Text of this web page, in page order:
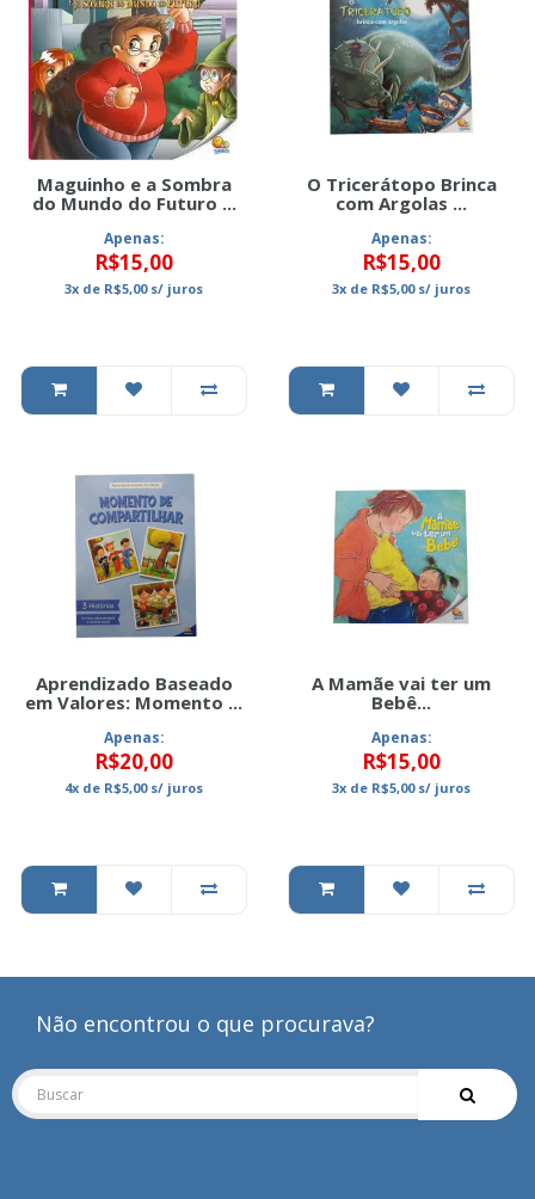
Maguinho e a Sombra
do Mundo do Futuro ...
Apenas:
R$15,00
3x de R$5,00s/ juros
O Tricerátopo Brinca
com Argolas ...
Apenas:
R$15,00
3x de R$5,00s/ juros
Aprendizado Baseado
em Valores: Momento ...
Apenas:
R$20,00
4x de R$5,00s/ juros
A Mamãe vai ter um
Bebê...
Apenas:
R$15,00
3x de R$5,00s/ juros
Não encontrou o que procurava?